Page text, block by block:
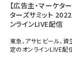
【広告主・マーケタ
ターズサミット
ンラインLIVE配信
東急、アサヒビール、
定のオンラインLIVE配